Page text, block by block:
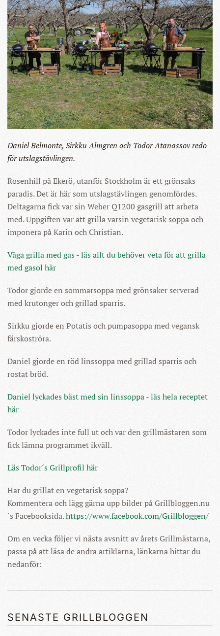
Daniel Belmonte, Sirkku Almgren och Todor Atanassov redo
för utslagstävlingen.
Rosenhill på Ekerö, utanför Stockholm är ett grönsaks
paradis. Det är här som utslagstävlingen genomfördes.
Deltagarna fick var sin Weber Q1200 gasgrill att arbeta
med. Uppgiften var att grilla varsin vegetarisk soppa och
imponera på Karin och Christian.
Våga grilla med gas - läs allt du behöver veta för att grilla
med gasol här
Todor gjorde en sommarsoppa med grönsaker serverad
med krutonger och grillad sparris.
Sirkku gjorde en Potatis och pumpasoppa med vegansk
färskoströra.
Daniel gjorde en röd linssoppa med grillad sparris och
rostat bröd.
Daniel lyckades bäst med sin linssoppa - läs hela receptet
här
Todor lyckades inte full ut och var den grillmästaren som
fick lämna programmet ikväll.
Läs Todor´s Grillprofil här
Har du grillat en vegetarisk soppa?
Kommentera och lägg gärna upp bilder på Grillbloggen.nu
´s Facebooksida.https://www.facebook.com/Grillbloggen/
Om en vecka följer vi nästa avsnitt av årets Grillmästarna,
passa på att läsa de andra artiklarna, länkarna hittar du
nedanför:
SENASTE GRILLBLOGGEN